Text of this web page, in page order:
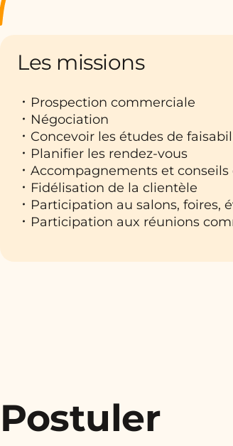
Les missions
Prospection commerciale
Négociation
Concevoir les études de
Planifier les rendez-vous
Accompagnements et
Fidélisation de la clientèle
Participation au salons, foires,
Participation aux réunions
Postuler